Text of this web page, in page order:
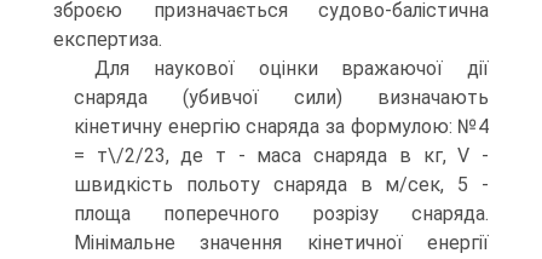
зброєю призначається судово-балістична
експертиза.
Для наукової оцінки вражаючої дії
снаряда (убивчої сили) визначають
кінетичну енергію снаряда за формулою: №4
= т\/2/23, де т - маса снаряда в кг, V -
швидкість польоту снаряда в м/сек, 5 -
площа поперечного розрізу снаряда.
Мінімальне значення кінетичної енергії